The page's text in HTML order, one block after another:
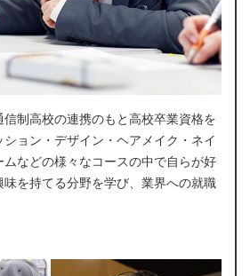
制高校の連携のもと高校卒業資格を
ョン・デザイン・ヘアメイク・ネイ
ムなどの様々なコースの中で自らが好
味を持てる分野を学び、業界への就職